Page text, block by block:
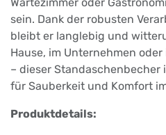
sein. Dank der robusten
bleibt er langlebig und
Hause, im Unternehmen
– dieser Standaschenbecher
für Sauberkeit und Komfort
Produktdetails: